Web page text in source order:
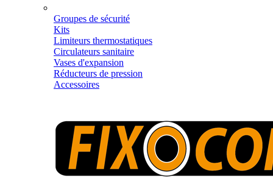
Groupes de sécurité
Kits
Limiteurs thermostatiques
Circulateurs sanitaire
Vases d'expansion
Réducteurs de pression
Accessoires